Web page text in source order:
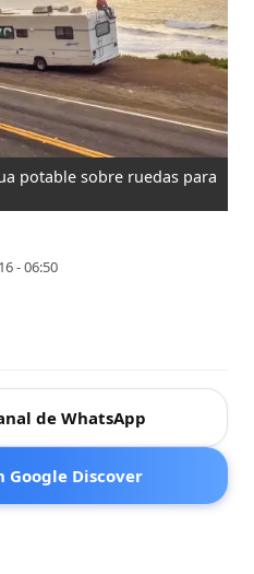
potable sobre ruedas para
- 06:50
de WhatsApp
Google Discover